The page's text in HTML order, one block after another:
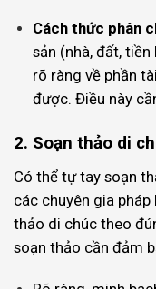
Cách thức phân
sản (nhà, đất, tiền
rõ ràng về phần
được. Điều này
2. Soạn thảo di
Có thể tự tay soạn
các chuyên gia
thảo di chúc theo
soạn thảo cần đảm